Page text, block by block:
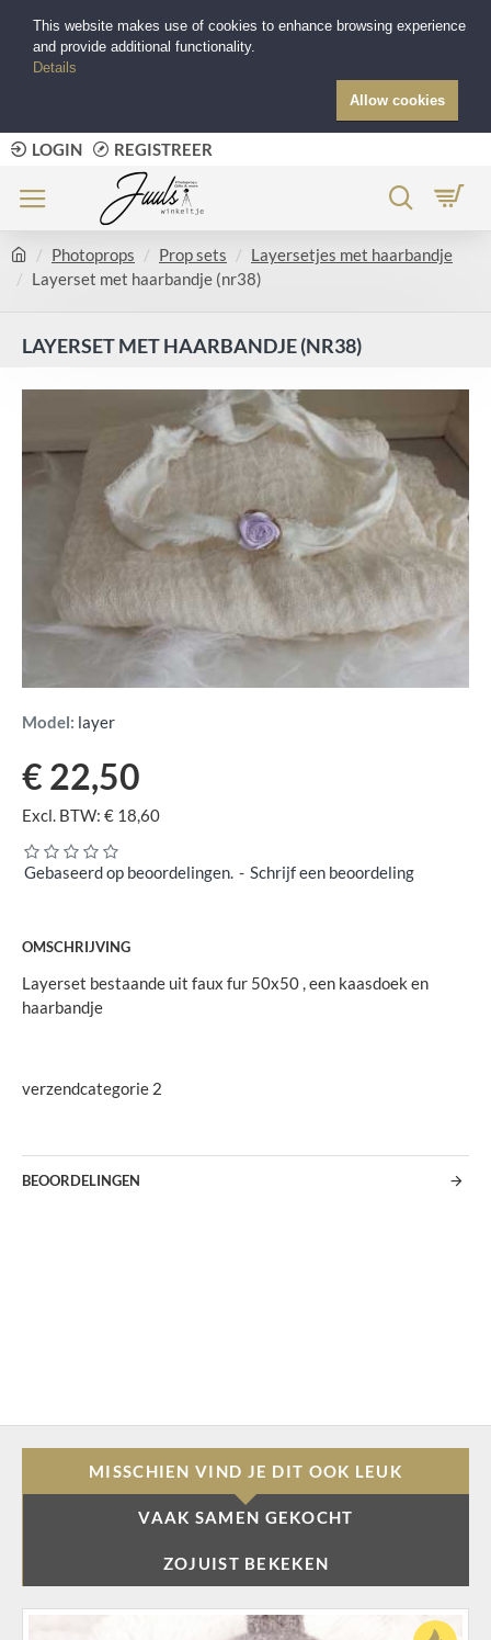
LOGIN REGISTREER
Photoprops Prop sets
Layersetjes met haarbandje
Layerset met haarbandje (nr38)
LAYERSET MET HAARBANDJE (NR38)
Model: layer
Gebaseerd op beoordelingen. - Schrijf een beoordeling
€ 22,50
Excl. BTW: € 18,60
OMSCHRIJVING
Layerset bestaande uit faux fur 50x50 , een kaasdoek en
haarbandje
verzendcategorie 2
BEOORDELINGEN
MISSCHIEN VIND JE DIT OOK LEUK
VAAK SAMEN GEKOCHT
ZOJUIST BEKEKEN
This website makes use of cookies to enhance browsing experience
and provide additional functionality.
Details
Allow cookies